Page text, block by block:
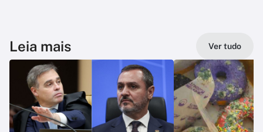
Leia mais Ver tudo